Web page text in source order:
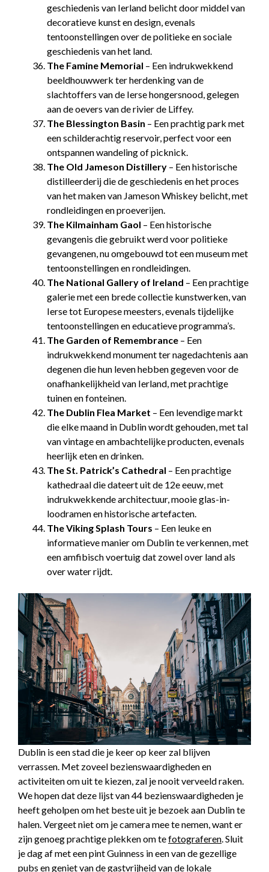
geschiedenis van Ierland belicht door middel van
decoratieve kunst en design, evenals
tentoonstellingen over de politieke en sociale
geschiedenis van het land.
The Famine Memorial – Een indrukwekkend
beeldhouwwerk ter herdenking van de
slachtoffers van de Ierse hongersnood, gelegen
aan de oevers van de rivier de Liffey.
The Blessington Basin – Een prachtig park met
een schilderachtig reservoir, perfect voor een
ontspannen wandeling of picknick.
The Old Jameson Distillery – Een historische
distilleerderij die de geschiedenis en het proces
van het maken van Jameson Whiskey belicht, met
rondleidingen en proeverijen.
The Kilmainham Gaol – Een historische
gevangenis die gebruikt werd voor politieke
gevangenen, nu omgebouwd tot een museum met
tentoonstellingen en rondleidingen.
The National Gallery of Ireland – Een prachtige
galerie met een brede collectie kunstwerken, van
Ierse tot Europese meesters, evenals tijdelijke
tentoonstellingen en educatieve programma’s.
The Garden of Remembrance – Een
indrukwekkend monument ter nagedachtenis aan
degenen die hun leven hebben gegeven voor de
onafhankelijkheid van Ierland, met prachtige
tuinen en fonteinen.
The Dublin Flea Market – Een levendige markt
die elke maand in Dublin wordt gehouden, met tal
van vintage en ambachtelijke producten, evenals
heerlijk eten en drinken.
The St. Patrick’s Cathedral – Een prachtige
kathedraal die dateert uit de 12e eeuw, met
indrukwekkende architectuur, mooie glas-in-
loodramen en historische artefacten.
The Viking Splash Tours – Een leuke en
informatieve manier om Dublin te verkennen, met
een amfibisch voertuig dat zowel over land als
over water rijdt.
Dublin is een stad die je keer op keer zal blijven
verrassen. Met zoveel bezienswaardigheden en
activiteiten om uit te kiezen, zal je nooit verveeld raken.
We hopen dat deze lijst van 44 bezienswaardigheden je
heeft geholpen om het beste uit je bezoek aan Dublin te
halen. Vergeet niet om je camera mee te nemen, want er
zijn genoeg prachtige plekken om tefotograferen. Sluit
je dag af met een pint Guinness in een van de gezellige
pubs en geniet van de gastvrijheid van de lokale